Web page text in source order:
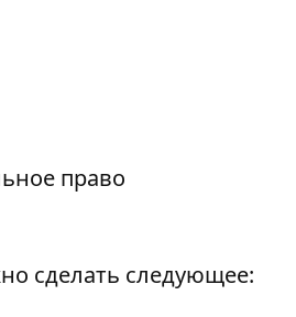
право
сделать следующее: